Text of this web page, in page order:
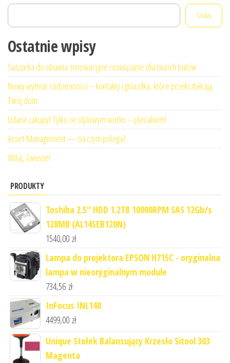
Szukaj
Ostatnie wpisy
Suszarka do obuwia: innowacyjne rozwiązanie dla twoich butów
Nowy wymiar codzienności – kontakty i gniazdka, które przekształcają
Twój dom
Udane zakupy? Tylko ze stylowym worko – plecakiem!
Asset Management — na czym polega?
Witaj, świecie!
PRODUKTY
Toshiba 2.5'' HDD 1.2TB 10000RPM SAS 12Gb/s
128MB (AL14SEB120N)
1540,00 zł
Lampa do projektora EPSON H715C - oryginalna
lampa w nieoryginalnym module
734,56 zł
InFocus INL148
4499,00 zł
Unique Stołek Balansujący Krzesło Sitool 303
Magenta